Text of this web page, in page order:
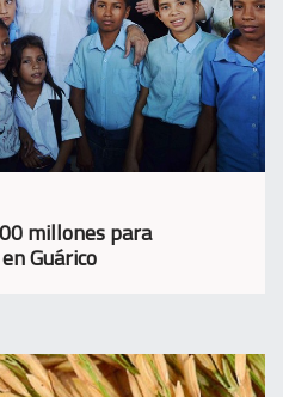
millones para
Guárico